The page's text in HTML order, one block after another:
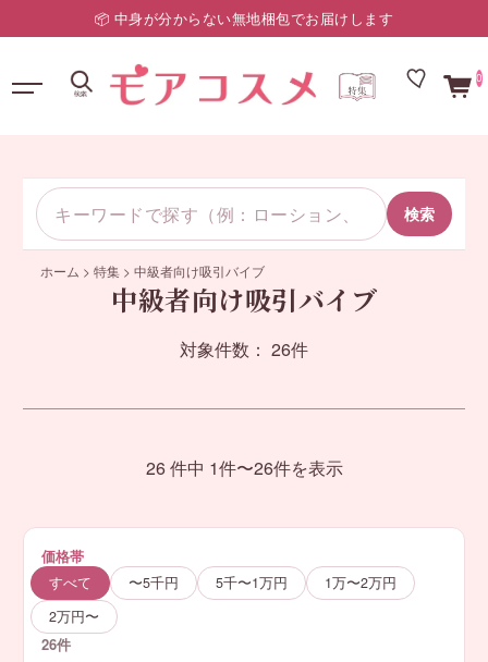
0
検索
ホーム > 特集 > 中級者向け吸引バイブ
中級者向け吸引バイブ
対象件数： 26件
26 件中 1件〜26件を表示
価格帯
すべて 〜5千円 5千〜1万円
1万〜2万円
2万円〜
26件
📦 中身が分からない無地梱包でお届けします